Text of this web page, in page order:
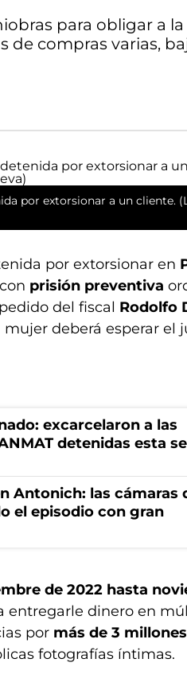
para obligar a
de compras varias,
por extorsionar a un cliente.
por extorsionar en
prisión preventiva
del fiscal Rodolfo
mujer deberá esperar el
excarcelaron a las
detenidas esta
Antonich: las cámaras
el episodio con gran
de 2022 hasta
entregarle dinero en
por más de 3
fotografías íntimas.